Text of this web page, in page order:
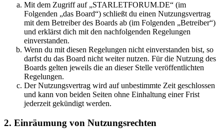
Mit dem Zugriff auf „STARLETFORUM.DE“ (im
Folgenden „das Board“) schließt du einen Nutzungsvertrag
mit dem Betreiber des Boards ab (im Folgenden „Betreiber“)
und erklärst dich mit den nachfolgenden Regelungen
einverstanden.
Wenn du mit diesen Regelungen nicht einverstanden bist, so
darfst du das Board nicht weiter nutzen. Für die Nutzung des
Boards gelten jeweils die an dieser Stelle veröffentlichten
Regelungen.
Der Nutzungsvertrag wird auf unbestimmte Zeit geschlossen
und kann von beiden Seiten ohne Einhaltung einer Frist
jederzeit gekündigt werden.
2. Einräumung von Nutzungsrechten